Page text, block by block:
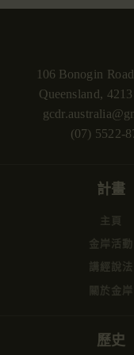
106 Bonogin
Queensland,
(07) 5522-
計畫
主頁
金岸活動
講經說法
關於金岸
歷史